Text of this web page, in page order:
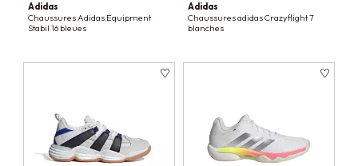
Adidas
Chaussures Adidas Equipment
Stabil 16 bleues
Adidas
Chaussures adidas Crazyflight 7
blanches